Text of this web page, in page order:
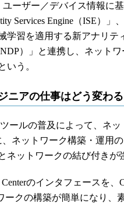
ユーザー／デバイス情報に
Services Engine（ISE）」
学習を適用する新アナリテ
NDP）」と連携し、ネット
いう。
ニアの仕事はどう変わる
ールの普及によって、ネ
ネットワーク構築・運用
ネットワークの結び付きが
のインタフェースを、
ークの構築が簡単になり、